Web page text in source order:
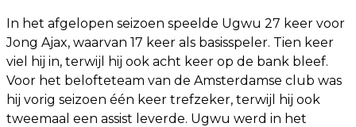
In het afgelopen seizoen speelde Ugwu 27 keer voor
Jong Ajax, waarvan 17 keer als basisspeler. Tien keer
viel hij in, terwijl hij ook acht keer op de bank bleef.
Voor het belofteteam van de Amsterdamse club was
hij vorig seizoen één keer trefzeker, terwijl hij ook
tweemaal een assist leverde. Ugwu werd in het